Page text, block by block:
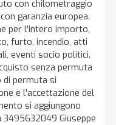
con chilometraggio
garanzia europea.
per l'intero importo,
furto, incendio, atti
eventi socio politici.
senza permuta
di permuta si
e l'accettazione del
si aggiungono
3495632049 Giuseppe